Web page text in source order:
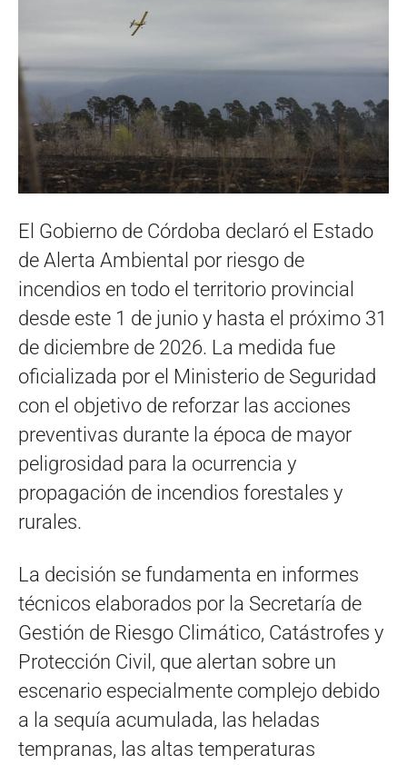
El Gobierno de Córdoba declaró el Estado
de Alerta Ambiental por riesgo de
incendios en todo el territorio provincial
desde este 1 de junio y hasta el próximo 31
de diciembre de 2026. La medida fue
oficializada por el Ministerio de Seguridad
con el objetivo de reforzar las acciones
preventivas durante la época de mayor
peligrosidad para la ocurrencia y
propagación de incendios forestales y
rurales.
La decisión se fundamenta en informes
técnicos elaborados por la Secretaría de
Gestión de Riesgo Climático, Catástrofes y
Protección Civil, que alertan sobre un
escenario especialmente complejo debido
a la sequía acumulada, las heladas
tempranas, las altas temperaturas